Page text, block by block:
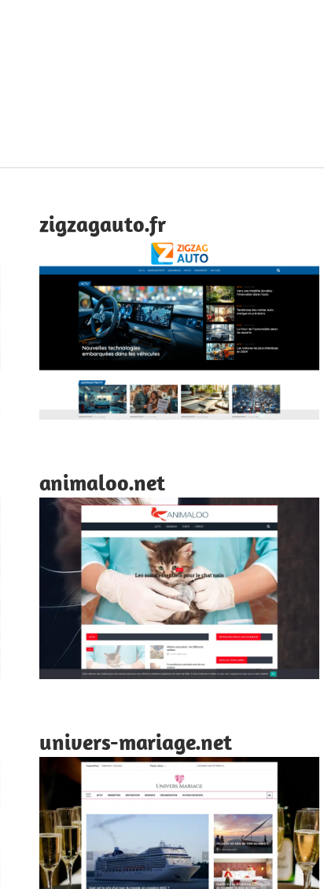
zigzagauto.fr
animaloo.net
univers-mariage.net